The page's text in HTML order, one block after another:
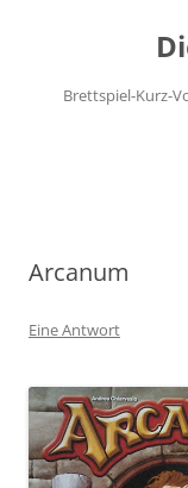
Brettspiel-Kurz-
Arcanum
Eine Antwort